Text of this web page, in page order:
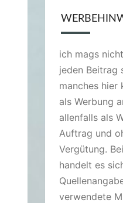
ich mags
jeden Beitrag
manches hier
als Werbung
allenfalls als
Auftrag und
Vergütung.
handelt es
verwendete